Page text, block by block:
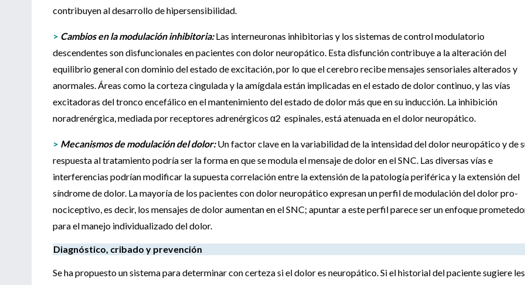
contribuyen al desarrollo de hipersensibilidad.
> Cambios en la modulación inhibitoria:Las interneuronas inhibitorias y los sistemas de control modulatorio
descendentes son disfuncionales en pacientes con dolor neuropático. Esta disfunción contribuye a la alteración del
equilibrio general con dominio del estado de excitación, por lo que el cerebro recibe mensajes sensoriales alterados y
anormales. Áreas como la corteza cingulada y la amígdala están implicadas en el estado de dolor continuo, y las vías
excitadoras del tronco encefálico en el mantenimiento del estado de dolor más que en su inducción. La inhibición
noradrenérgica, mediada por receptores adrenérgicos α2 espinales, está atenuada en el dolor neuropático.
> Mecanismos de modulación del dolor:Un factor clave en la variabilidad de la intensidad del dolor neuropático y de
respuesta al tratamiento podría ser la forma en que se modula el mensaje de dolor en el SNC. Las diversas vías e
interferencias podrían modificar la supuesta correlación entre la extensión de la patología periférica y la extensión del
síndrome de dolor. La mayoría de los pacientes con dolor neuropático expresan un perfil de modulación del dolor pro-
nociceptivo, es decir, los mensajes de dolor aumentan en el SNC; apuntar a este perfil parece ser un enfoque
para el manejo individualizado del dolor.
Diagnóstico, cribado y prevención
Se ha propuesto un sistema para determinar con certeza si el dolor es neuropático. Si el historial del paciente sugiere